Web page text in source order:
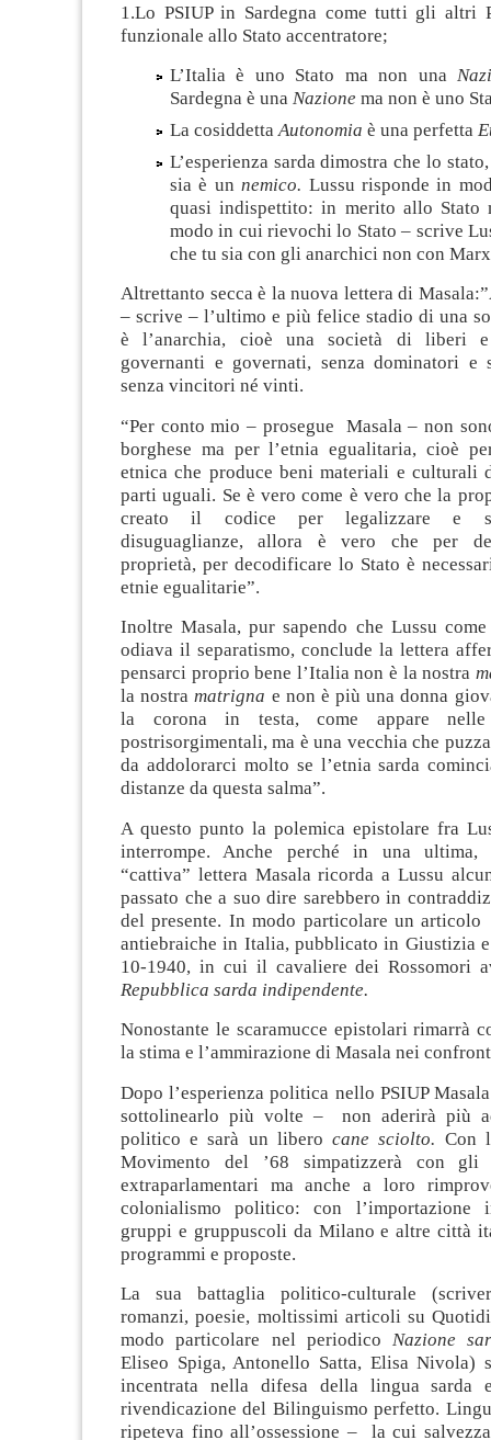
1.Lo PSIUP in Sardegna come tutti gli altri
funzionale allo Stato accentratore;
L’Italia è uno Stato ma non una
Sardegna è una Nazione ma non è uno
La cosiddettaAutonomia è una perfetta
L’esperienza sarda dimostra che lo
sia è unnemico. Lussu risponde in
quasi indispettito: in merito allo Stato
modo in cui rievochi lo Stato – scrive
che tu sia con gli anarchici non con
Altrettanto secca è la nuova lettera di
– scrive – l’ultimo e più felice stadio di una
è l’anarchia, cioè una società di liberi
governanti e governati, senza dominatori e
senza vincitori né vinti.
“Per conto mio – prosegue Masala – non
borghese ma per l’etnia egualitaria, cioè
etnica che produce beni materiali e culturali
parti uguali. Se è vero come è vero che la
creato il codice per legalizzare e
disuguaglianze, allora è vero che per
proprietà, per decodificare lo Stato è
etnie egualitarie”.
Inoltre Masala, pur sapendo che Lussu
odiava il separatismo, conclude la lettera
pensarci proprio bene l’Italia non è la nostra
la nostramatrigna e non è più una donna
la corona in testa, come appare
postrisorgimentali, ma è una vecchia che
da addolorarci molto se l’etnia sarda
distanze da questa salma”.
A questo punto la polemica epistolare fra
interrompe. Anche perché in una ultima,
“cattiva” lettera Masala ricorda a Lussu
passato che a suo dire sarebbero in
del presente. In modo particolare un
antiebraiche in Italia, pubblicato in Giustizia
10-1940, in cui il cavaliere dei Rossomori
Repubblica sarda indipendente.
Nonostante le scaramucce epistolari rimarrà
la stima e l’ammirazione di Masala nei
Dopo l’esperienza politica nello PSIUP
sottolinearlo più volte – non aderirà più
politico e sarà un liberocane sciolto. Con
Movimento del ’68 simpatizzerà con
extraparlamentari ma anche a loro
colonialismo politico: con l’importazione
gruppi e gruppuscoli da Milano e altre città
programmi e proposte.
La sua battaglia politico-culturale
romanzi, poesie, moltissimi articoli su
modo particolare nel periodicoNazione
Eliseo Spiga, Antonello Satta, Elisa Nivola)
incentrata nella difesa della lingua sarda
rivendicazione del Bilinguismo perfetto.
ripeteva fino all’ossessione – la cui